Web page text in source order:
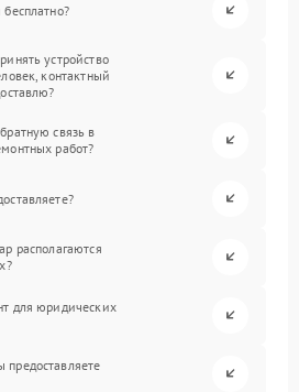
устройство
контактный
связь в
работ?
располагаются
для юридических